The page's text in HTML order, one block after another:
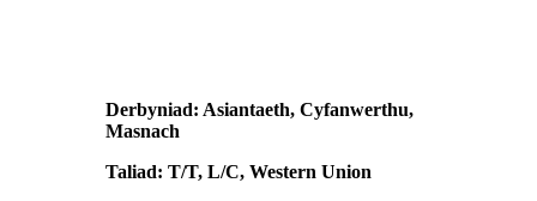
Derbyniad: Asiantaeth, Cyfanwerthu,
Masnach
Taliad: T/T, L/C, Western Union